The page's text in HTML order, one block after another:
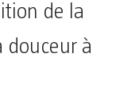
de la
douceur à